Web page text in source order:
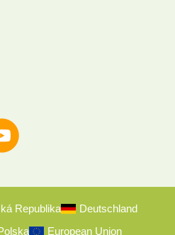
Republika
Deutschland
European Union